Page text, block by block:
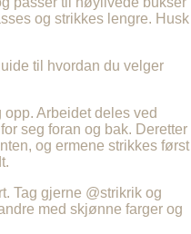
og strikkes lengre. Husk
til hvordan du velger
Arbeidet deles ved
seg foran og bak. Deretter
og ermene strikkes først
Tag gjerne @strikrik og
med skjønne farger og